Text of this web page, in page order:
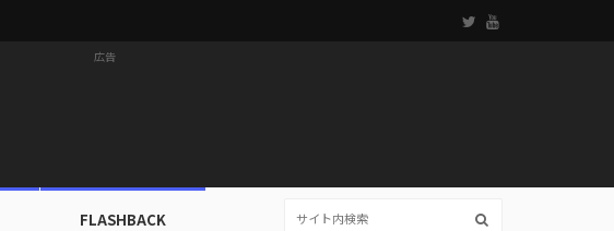
広告
FLASHBACK